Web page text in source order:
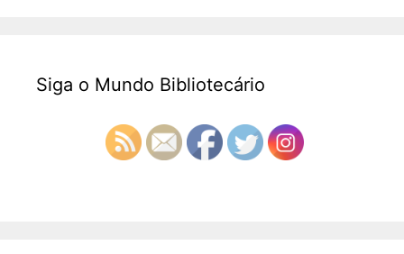
Siga o Mundo Bibliotecário